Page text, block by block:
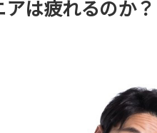
は疲れるのか